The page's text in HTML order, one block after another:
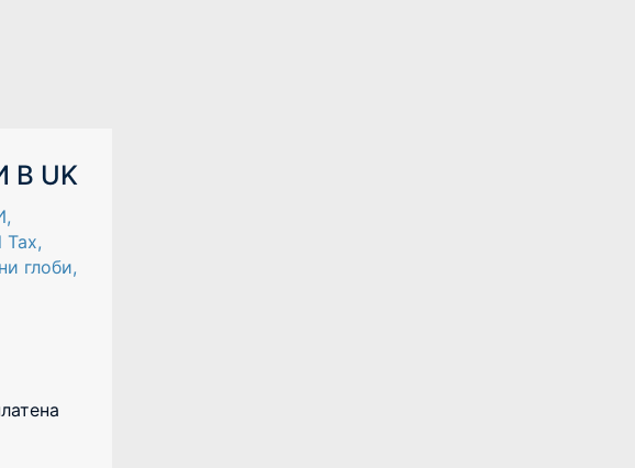
В UK
,
Tax,
глоби,